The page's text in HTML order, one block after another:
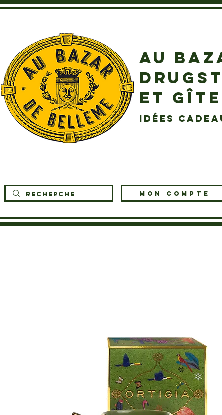
AU
ET
idées
MON COMPTE